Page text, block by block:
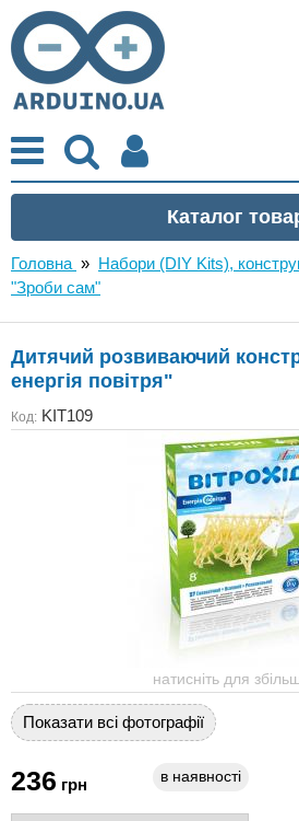
Головна » Набори (DIY Kits),
"Зроби сам"
Дитячий розвиваючий
енергія повітря"
Код: KIT109
натисніть для
Показати всі фотографії
236 грн в наявності